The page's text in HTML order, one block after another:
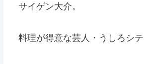
サイゲン大介。
料理が得意な芸人・うしろシ